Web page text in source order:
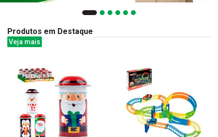
Produtos em Destaque
Veja mais